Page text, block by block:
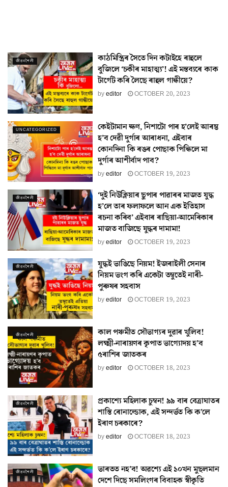
জীৱনশৈলী
কাঠমিস্ত্ৰিৰ সৈতে দিন কটাইহে ৰাহুলে
বুজিলে ‘চকীৰ মাহাত্ম্য’! এই মন্তব্যৰে কাক
টাৰ্গেট কৰি লৈছে ৰাহুল গান্ধীয়ে?
byeditor OCTOBER 20, 2023
UNCATEGORIZED
কেইটামান ক্ষণ, নিশাটো পাৰ হ’লেই আৰম্ভ
হ’ব দেৱী দুৰ্গাৰ আৰাধনা, এইবাৰ
কোনদিনা কি ৰঙৰ পোছাক পিন্ধিলে মা
দুৰ্গাৰ আশীৰ্বাদ পাব?
byeditor OCTOBER 19, 2023
জীৱনশৈলী
‘দুই নিউক্লিয়াৰ ছুপাৰ পাৱাৰৰ মাজত যুদ্ধ
হ’লে তাৰ ফলাফলে আন এক ইতিহাস
ৰচনা কৰিব’ এইবাৰ ৰাছিয়া-আমেৰিকাৰ
মাজত বাজিছে যুদ্ধৰ দামামা!
byeditor OCTOBER 19, 2023
জীৱনশৈলী
যুদ্ধই ভাঙিছে নিয়ম! ইজৰাইলী সেনাৰ
নিয়ম ভংগ কৰি একেটা তম্বুতেই নাৰী-
পুৰুষৰ সহবাস
byeditor OCTOBER 19, 2023
জীৱনশৈলী
কাল পঞ্চমীত সৌভাগ্যৰ দুৱাৰ খুলিব!
লক্ষ্মী-নাৰায়ণৰ কৃপাত ভাগ্যোদয় হ’ব
৫ৰাশিৰ জাতকৰ
byeditor OCTOBER 18, 2023
জীৱনশৈলী
প্ৰকাশ্যে মহিলাক চুম্বন! ৯৯ বাৰ বেত্ৰাঘাতৰ
শাস্তি ৰোনাল্ডোক, এই সন্দৰ্ভত কি ক’লে
ইৰাণ চৰকাৰে?
byeditor OCTOBER 18, 2023
জীৱনশৈলী
ভাৰতত নহ’ব! অৱশ্যে এই ১০খন মুছলমান
দেশে দিছে সমলিংগৰ বিবাহক স্বীকৃতি